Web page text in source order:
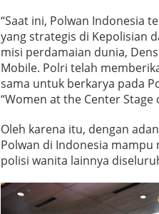
“Saat ini, Polwan Indonesia
yang strategis di Kepolisian
misi perdamaian dunia,
Mobile. Polri telah
sama untuk berkarya pada
“Women at the Center Stage
Oleh karena itu, dengan
Polwan di Indonesia
polisi wanita lainnya